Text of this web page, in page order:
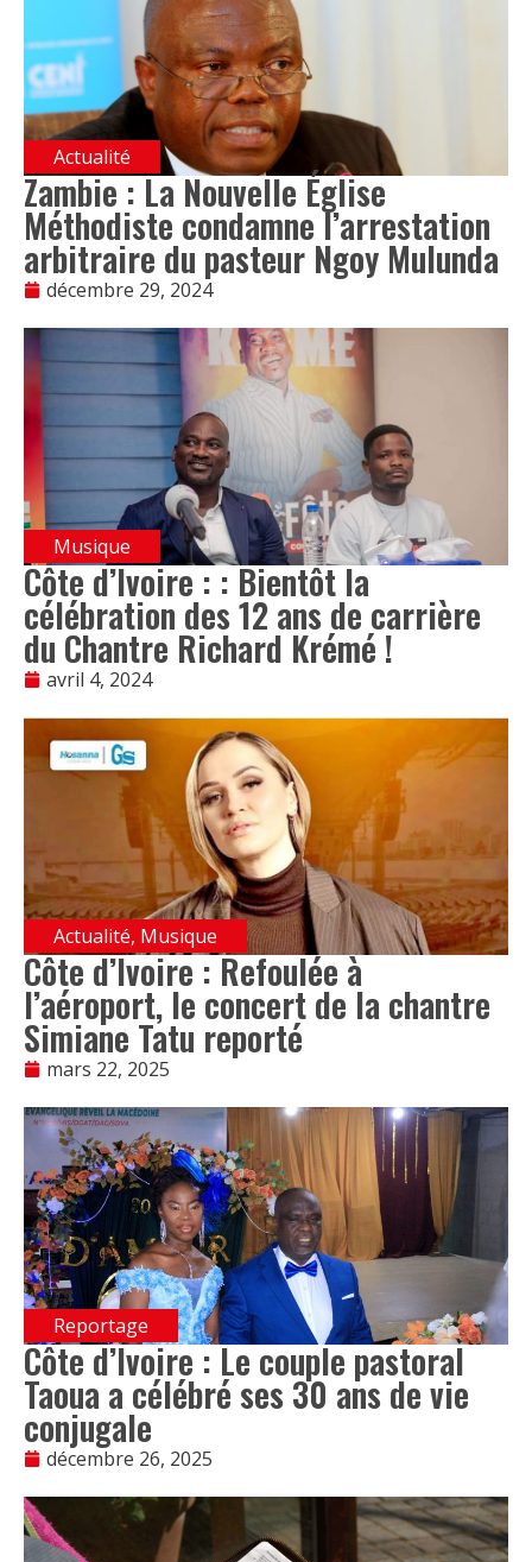
Actualité
Zambie : La Nouvelle Église
Méthodiste condamne l’arrestation
arbitraire du pasteur Ngoy Mulunda
décembre 29, 2024
Musique
Côte d’Ivoire : : Bientôt la
célébration des 12 ans de carrière
du Chantre Richard Krémé !
avril 4, 2024
Actualité, Musique
Côte d’Ivoire : Refoulée à
l’aéroport, le concert de la chantre
Simiane Tatu reporté
mars 22, 2025
Reportage
Côte d’Ivoire : Le couple pastoral
Taoua a célébré ses 30 ans de vie
conjugale
décembre 26, 2025